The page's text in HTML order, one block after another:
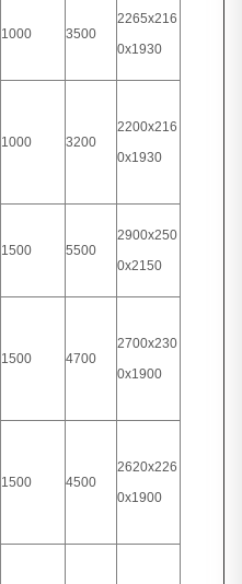
1000 3500
2265x216
0x1930
1000 3200
2200x216
0x1930
1500 5500
2900x250
0x2150
1500 4700
2700x230
0x1900
1500 4500
2620x226
0x1900